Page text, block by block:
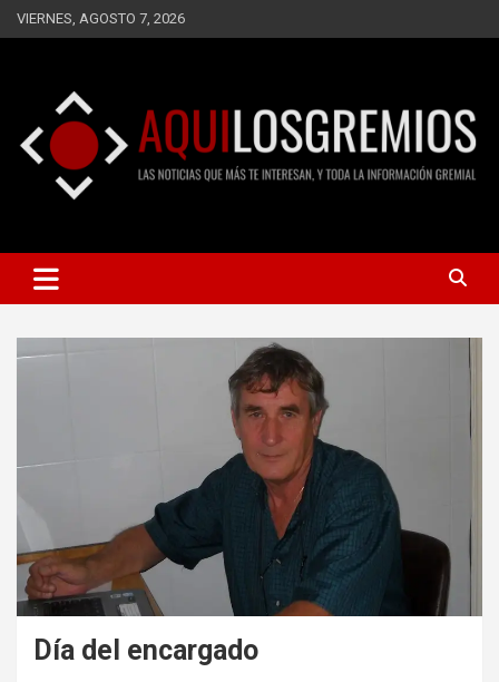
Saltar
al
VIERNES, AGOSTO 7, 2026
AQUÍ LOS GREMIOS
INFORMACIÓN GREMIAL
Día del encargado